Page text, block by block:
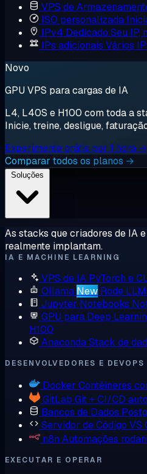
VPS de
ISO personalizada
IPv4 Dedicado Seu IP,
IPs adicionais Vários
Novo
GPU VPS para cargas de IA
L4, L40S e H100 com toda a
Inicie, treine, desligue,
Experimente grátis por 1 hora →
Comparar todos os planos →
As stacks que criadores de IA
realmente implantam.
IA E MACHINE LEARNING
VPS de IA PyTorch e
Ollama New Rode
Jupyter Notebooks
GPU para Deep
H100
AnacondaStack de
DESENVOLVEDORES E DEVOPS
Docker Contêineres
GitLab Git + CI/CD
Bancos de Dados
Servidor de Código VS
n8n Automações
EXECUTAR E OPERAR